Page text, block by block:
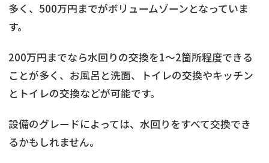
多く、500万円までがボリュームゾーンとなっていま
す。
200万円までなら水回りの交換を1～2箇所程度できる
ことが多く、お風呂と洗面、トイレの交換やキッチン
とトイレの交換などが可能です。
設備のグレードによっては、水回りをすべて交換でき
るかもしれません。